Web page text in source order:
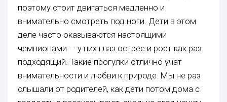
поэтому стоит двигаться медленно и
внимательно смотреть под ноги. Дети в этом
деле часто оказываются настоящими
чемпионами — у них глаз острее и рост как раз
подходящий. Такие прогулки отлично учат
внимательности и любви к природе. Мы не раз
слышали от родителей, как дети потом дома с